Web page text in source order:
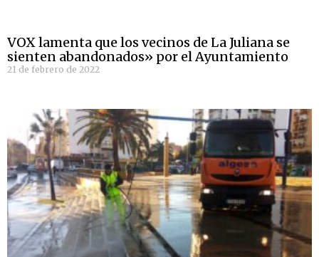
VOX lamenta que los vecinos de La Juliana se
sienten abandonados» por el Ayuntamiento
21 de febrero de 2022